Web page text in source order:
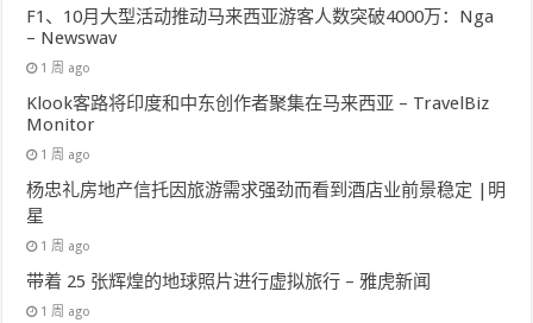
F1、10月大型活动推动马来西亚游客人数突破4000万：Nga
– Newswav
1 周 ago
Klook客路将印度和中东创作者聚集在马来西亚 – TravelBiz
Monitor
1 周 ago
杨忠礼房地产信托因旅游需求强劲而看到酒店业前景稳定 |明
星
1 周 ago
带着 25 张辉煌的地球照片进行虚拟旅行 – 雅虎新闻
1 周 ago